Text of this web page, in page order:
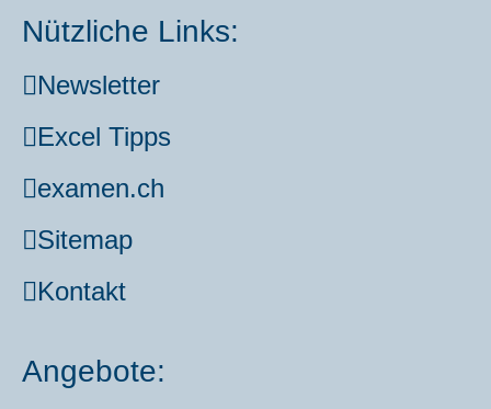
Nützliche Links:
News­let­ter
Excel Tipps
examen.ch
Site­map
Kon­takt
Angebote: